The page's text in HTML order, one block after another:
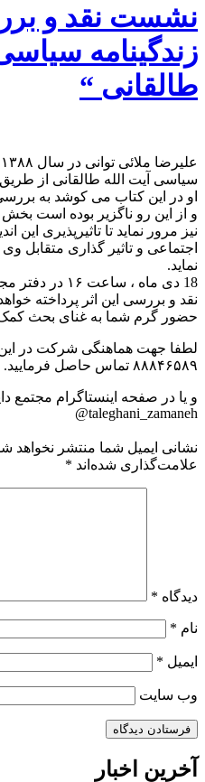
نشست نقد و
زندگینامه
طالقانی “
سیاسی آیت الله طالقانی از
او در این کتاب می کوشد به
و از این رو ناگزیر بوده است
نیز مرور نماید تا تاثیرپذیری
اجتماعی و تاثیر گذاری متقابل
نماید.
18 دی ماه ،
نقد و بررسی این اثر پرداخته
حضور گرم شما به غنای بحث
لطفا جهت هماهنگی شرکت در این
۸۸۸۴۶۵۸۹ تماس حاصل فرمایید.
و یا در صفحه اینستاگرام مجتمع
taleghani_zamaneh@
نشانی ایمیل شما منتشر نخواهد
علامت‌گذاری شده‌اند *
دیدگاه *
نام *
ایمیل *
وب‌ سایت
آخرین اخبار